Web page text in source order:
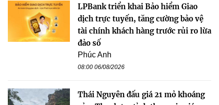
LPBank triển khai Bảo hiểm Giao
dịch trực tuyến, tăng cường bảo vệ
tài chính khách hàng trước rủi ro lừa
đảo số
Phúc Anh
08:00 06/08/2026
Thái Nguyên đấu giá 21 mỏ khoáng